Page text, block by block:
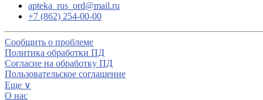
apteka_rus_ord@mail.ru
+7 (862) 254-00-00
Сообщить о проблеме
Политика обработки ПД
Согласие на обработку ПД
Пользовательское соглашение
Еще ∨
О нас